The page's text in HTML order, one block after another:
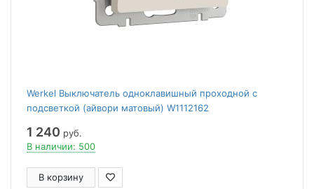
Werkel Выключатель одноклавишный проходной с
подсветкой (айвори матовый) W1112162
1 240 руб.
В наличии: 500
В корзину